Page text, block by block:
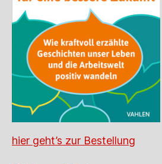
hier geht’s zur Bestellung